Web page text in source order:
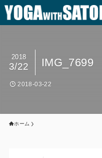
IMG_7699
2018
3/22
2018-03-22
ホーム